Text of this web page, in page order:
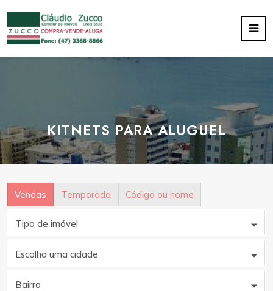
KITNETS PARA ALUGUEL
Vendas Temporada Código ou nome
Tipo de imóvel
Escolha uma cidade
Bairro